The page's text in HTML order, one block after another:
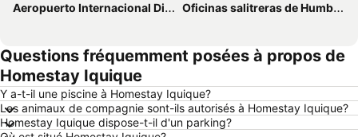
Aeropuerto Internacional Diego Aracena Oficinas salitreras de Humberstone y Santa Laura
Questions fréquemment posées à propos de
Homestay Iquique
Y a-t-il une piscine à Homestay Iquique?
Les animaux de compagnie sont-ils autorisés à Homestay Iquique?
Homestay Iquique dispose-t-il d'un parking?